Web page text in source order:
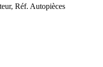
Réf. Autopièces